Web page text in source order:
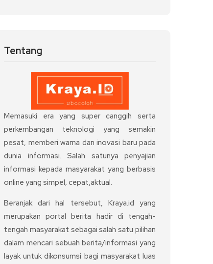
Tentang
Memasuki era yang super canggih serta
perkembangan teknologi yang semakin
pesat, memberi warna dan inovasi baru pada
dunia informasi. Salah satunya penyajian
informasi kepada masyarakat yang berbasis
online yang simpel, cepat,aktual.
Beranjak dari hal tersebut, Kraya.id yang
merupakan portal berita hadir di tengah-
tengah masyarakat sebagai salah satu pilihan
dalam mencari sebuah berita/informasi yang
layak untuk dikonsumsi bagi masyarakat luas